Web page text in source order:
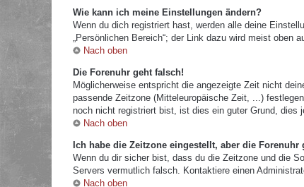
Wie kann ich meine Einstellungen ändern?
Wenn du dich registriert hast, werden alle deine
„Persönlichen Bereich“; der Link dazu wird meist oben
Nach oben
Die Forenuhr geht falsch!
Möglicherweise entspricht die angezeigte Zeit nicht
passende Zeitzone (Mitteleuropäische Zeit, ...)
noch nicht registriert bist, ist dies ein guter Grund, dies
Nach oben
Ich habe die Zeitzone eingestellt, aber die
Wenn du dir sicher bist, dass du die Zeitzone und die
Servers vermutlich falsch. Kontaktiere einen
Nach oben